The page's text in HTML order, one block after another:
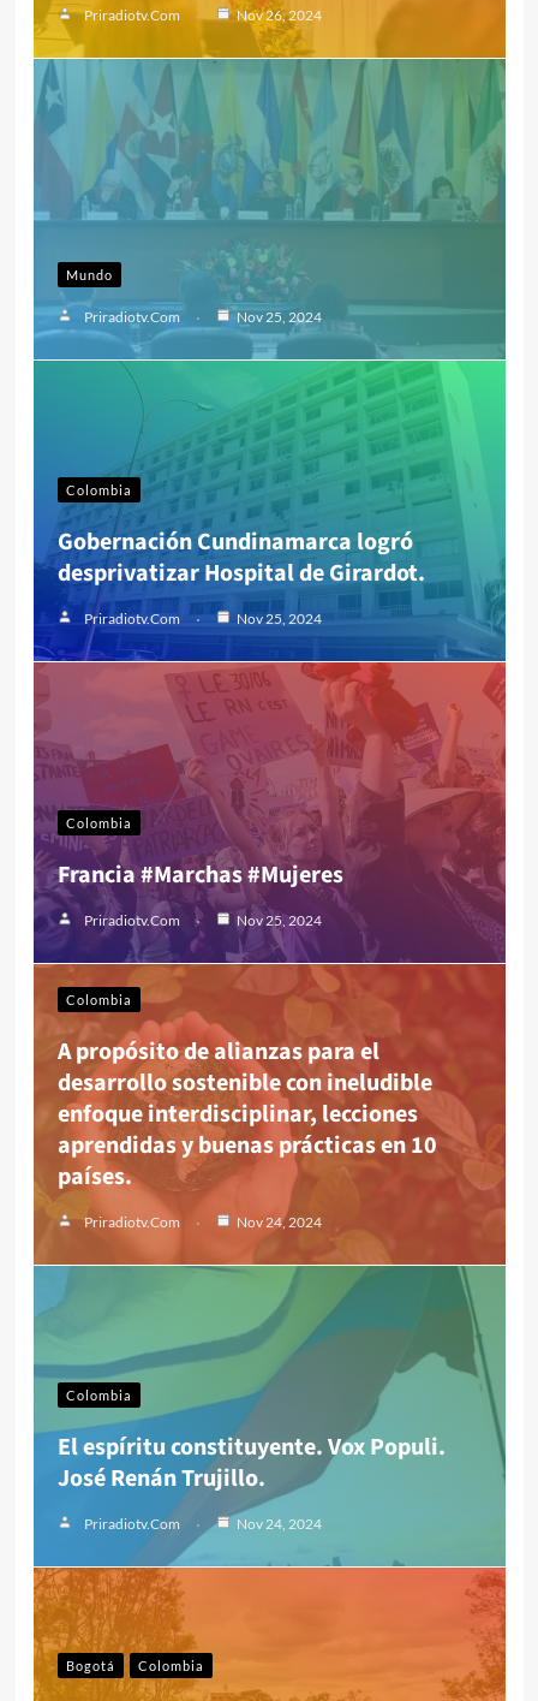
Priradiotv.com Nov 26, 2024
Mundo
Priradiotv.com Nov 25, 2024
Colombia
Gobernación Cundinamarca logró
desprivatizar Hospital de Girardot.
Priradiotv.com Nov 25, 2024
Colombia
Francia #Marchas #Mujeres
Priradiotv.com Nov 25, 2024
Colombia
A propósito de alianzas para el
desarrollo sostenible con ineludible
enfoque interdisciplinar, lecciones
aprendidas y buenas prácticas en 10
países.
Priradiotv.com Nov 24, 2024
Colombia
El espíritu constituyente. Vox Populi.
José Renán Trujillo.
Priradiotv.com Nov 24, 2024
Bogotá Colombia